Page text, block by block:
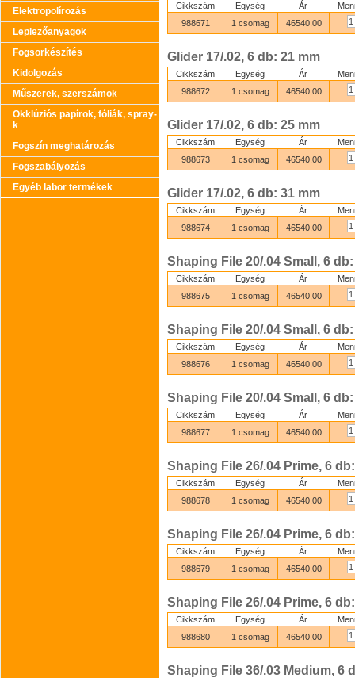
Elektropolírozás
Leplezőanyagok
Fogsorkészítés
Kidolgozás
Műszerek, szerszámok
Okklúziós papírok, fóliák, spray-
k
Fogszín meghatározás
Fogszabályozás
Egyéb labor termékek
Cikkszám Egység Ár
988671
1 csomag 46540,00
Glider 17/.02, 6 db: 21 mm
Cikkszám Egység Ár
988672
1 csomag 46540,00
Glider 17/.02, 6 db: 25 mm
Cikkszám Egység Ár
988673
1 csomag 46540,00
Glider 17/.02, 6 db: 31 mm
Cikkszám Egység Ár
988674
1 csomag 46540,00
Shaping File 20/.04 Small, 6
Cikkszám Egység Ár
988675
1 csomag 46540,00
Shaping File 20/.04 Small, 6
Cikkszám Egység Ár
988676
1 csomag 46540,00
Shaping File 20/.04 Small, 6
Cikkszám Egység Ár
988677
1 csomag 46540,00
Shaping File 26/.04 Prime, 6
Cikkszám Egység Ár
988678
1 csomag 46540,00
Shaping File 26/.04 Prime, 6
Cikkszám Egység Ár
988679
1 csomag 46540,00
Shaping File 26/.04 Prime, 6
Cikkszám Egység Ár
988680
1 csomag 46540,00
Shaping File 36/.03 Medium, 6